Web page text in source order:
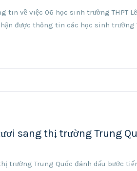
tin về việc 06 học sinh trường THPT
được thông tin các học sinh trường
sang thị trường Trung
trường Trung Quốc đánh dấu bước